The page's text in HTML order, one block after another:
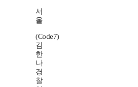
서
울
(Code7)
김
한
나
경
찰